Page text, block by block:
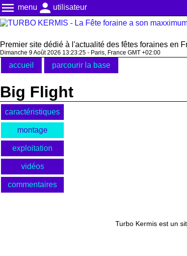
menu menu person utilisateur
Premier site dédié à l'actualité des fêtes foraines en
Dimanche 9 Août 2026 13:23:25 - Paris, France GMT +02:00
accueil parcourir la base
Big Flight
caractéristiques
montage
exploitation
vidéos
commentaires
Turbo Kermis est un